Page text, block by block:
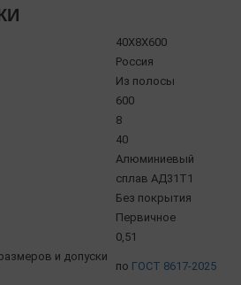
40X8X600
Россия
Из полосы
600
8
40
Алюминиевый
сплав АД31Т1
Без покрытия
Первичное
0,51
и допуски
по ГОСТ 8617-2025